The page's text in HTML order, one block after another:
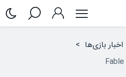
اخبار بازی‌ها >